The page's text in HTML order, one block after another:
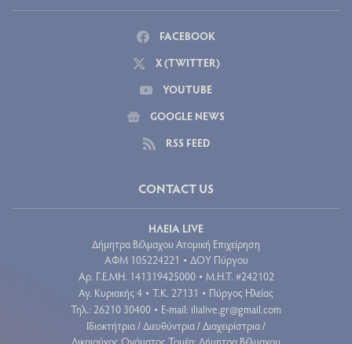
FACEBOOK
X (TWITTER)
YOUTUBE
GOOGLE NEWS
RSS FEED
CONTACT US
ΗΛΕΙΑ LIVE
Δήμητρα Βέλμαχου Ατομική Επιχείρηση
ΑΦΜ 105224221 • ΔΟΥ Πύργου
Aρ. Γ.Ε.ΜΗ. 141319425000 • Μ.Η.Τ. #242102
Αγ. Κυριακής 4 • Τ.Κ. 27131 • Πύργος Ηλείας
Τηλ.: 26210 30400 • E-mail: ilialive.gr@gmail.com
Ιδιοκτήτρια / Διευθύντρια / Διαχειρίστρια /